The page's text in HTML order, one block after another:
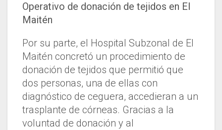
Operativo de donación de tejidos en El
Maitén
Por su parte, el Hospital Subzonal de El
Maitén concretó un procedimiento de
donación de tejidos que permitió que
dos personas, una de ellas con
diagnóstico de ceguera, accedieran a un
trasplante de córneas. Gracias a la
voluntad de donación y al